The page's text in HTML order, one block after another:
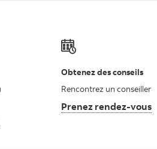
Obtenez des conseils
Rencontrez un conseiller
Prenez rendez-vous